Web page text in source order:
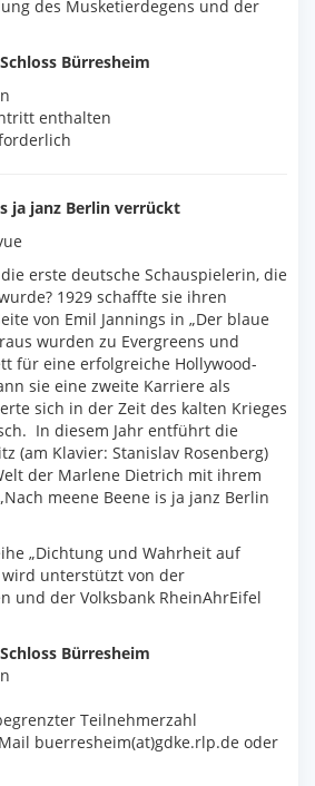
des Musketierdegens und der
Bürresheim
enthalten
ja janz Berlin verrückt
erste deutsche Schauspielerin, die
1929 schaffte sie ihren
von Emil Jannings in „Der blaue
wurden zu Evergreens und
für eine erfolgreiche Hollywood-
sie eine zweite Karriere als
sich in der Zeit des kalten Krieges
In diesem Jahr entführt die
(am Klavier: Stanislav Rosenberg)
der Marlene Dietrich mit ihrem
meene Beene is ja janz Berlin
„Dichtung und Wahrheit auf
wird unterstützt von der
und der Volksbank RheinAhrEifel
Bürresheim
Teilnehmerzahl
buerresheim(at)gdke.rlp.de oder